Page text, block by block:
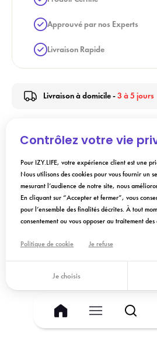
Ajouter au
Approuvé par nos Experts
Livraison Rapide
Livraison à domicile -3 à 5 jours
Description
Conseils d'utilisation
Composition
Contrôlez votre vie
Pour IZY.LIFE, votre expérience client est une
Nous utilisons des cookies pour vous fournir un
mesurant l’audience de notre site, nous
En cliquant sur “Accepter et fermer”, vous
pour l’ensemble des finalités décrites. À tout
consentement ou vous opposer au traitement des
Politique de cookie Je refuse
Je choisis